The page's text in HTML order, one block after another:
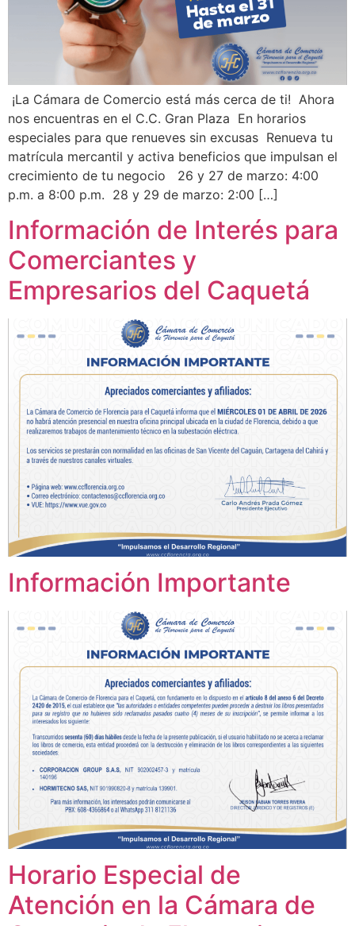
¡La Cámara de Comercio está más cerca de ti! Ahora
nos encuentras en el C.C. Gran Plaza En horarios
especiales para que renueves sin excusas Renueva tu
matrícula mercantil y activa beneficios que impulsan el
crecimiento de tu negocio 26 y 27 de marzo: 4:00
p.m. a 8:00 p.m. 28 y 29 de marzo: 2:00 […]
Información de Interés para
Comerciantes y
Empresarios del Caquetá
Información Importante
Horario Especial de
Atención en la Cámara de